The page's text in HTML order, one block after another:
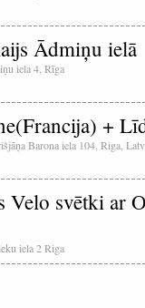
Ādmiņu ielā
iela 4, Rīga
+
Barona iela 104, Riga,
Velo svētki ar
iela 2 Riga